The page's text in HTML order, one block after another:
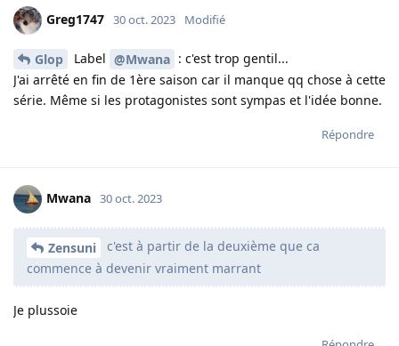
Greg1747 30 oct. 2023 Modifié
Glop Label @Mwana : c'est trop gentil...
J'ai arrêté en fin de 1ère saison car il manque qq chose à cette
série. Même si les protagonistes sont sympas et l'idée bonne.
Répondre
Mwana 30 oct. 2023
Zensuni
c'est à partir de la deuxième que ca
commence à devenir vraiment marrant
Je plussoie